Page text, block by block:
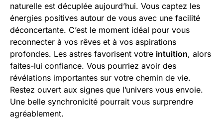
naturelle est décuplée aujourd’hui. Vous captez les
énergies positives autour de vous avec une facilité
déconcertante. C’est le moment idéal pour vous
reconnecter à vos rêves et à vos aspirations
profondes. Les astres favorisent votre intuition, alors
faites-lui confiance. Vous pourriez avoir des
révélations importantes sur votre chemin de vie.
Restez ouvert aux signes que l’univers vous envoie.
Une belle synchronicité pourrait vous surprendre
agréablement.